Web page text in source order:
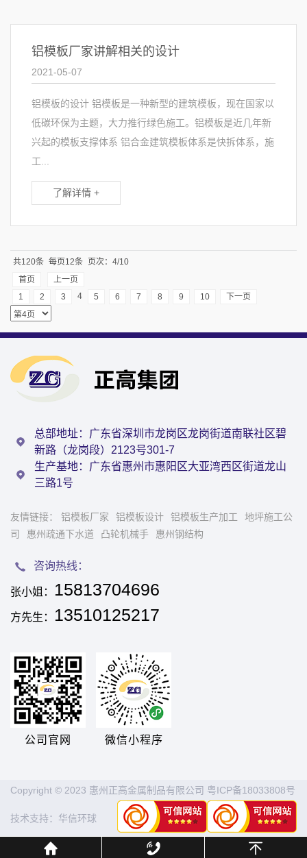
铝模板厂家讲解相关的设计
2021-05-07
铝模板的设计 铝模板是一种新型的建筑模板，现在国家以
低碳环保为主题，大力推行绿色施工。铝模板是近几年新
兴起的模板支撑体系 铝合金建筑模板体系是快拆体系，施
工...
了解详情 +
共120条 每页12条
页次：4/10
首页
上一页
1
2 3 4 5 6 7 8 9 10 下一页
总部地址：广东省深圳市龙岗区龙岗街道南联社区碧
新路（龙岗段）2123号301-7
生产基地：广东省惠州市惠阳区大亚湾西区街道龙山
三路1号
友情链接： 铝模板厂家 铝模板设计 铝模板生产加工
地坪施工公
司
惠州疏通下水道 凸轮机械手 惠州钢结构
咨询热线：
张小姐： 15813704696
方先生： 13510125217
公司官网 微信小程序
Copyright © 2023 惠州正高金属制品有限公司 粤ICP备18033808号
技术支持： 华信环球